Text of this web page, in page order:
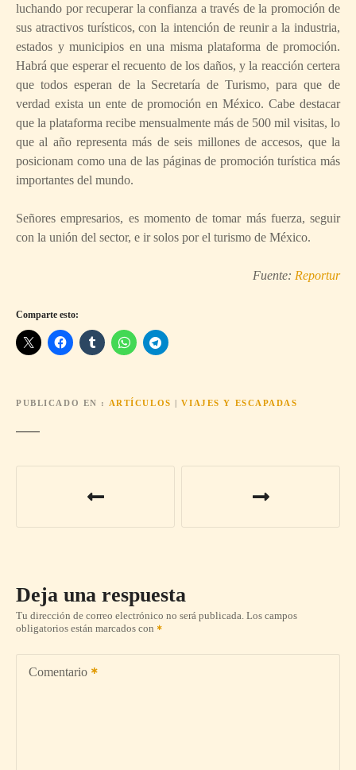
luchando por recuperar la confianza a través de la promoción de
sus atractivos turísticos, con la intención de reunir a la industria,
estados y municipios en una misma plataforma de promoción.
Habrá que esperar el recuento de los daños, y la reacción certera
que todos esperan de la Secretaría de Turismo, para que de
verdad exista un ente de promoción en México. Cabe destacar
que la plataforma recibe mensualmente más de 500 mil visitas, lo
que al año representa más de seis millones de accesos, que la
posicionam como una de las páginas de promoción turística más
importantes del mundo.
Señores empresarios, es momento de tomar más fuerza, seguir
con la unión del sector, e ir solos por el turismo de México.
Fuente: Reportur
Comparte esto:
PUBLICADO EN ARTÍCULOS |VIAJES Y ESCAPADAS
g
a
Deja una respuesta
Tu dirección de correo electrónico no será publicada. Los campos
obligatorios están marcados con
Comentario